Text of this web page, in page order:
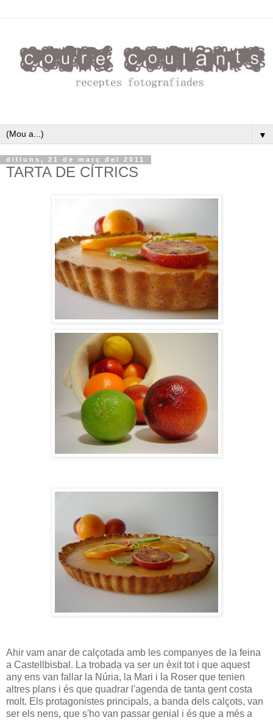
▼
dilluns, 21 de març del 2011
TARTA DE CÍTRICS
Ahir vam anar de calçotada amb les companyes de la feina
a Castellbisbal. La trobada va ser un èxit tot i que aquest
any ens van fallar la Núria, la Mari i la Roser que tenien
altres plans i és que quadrar l'agenda de tanta gent costa
molt. Els protagonistes principals, a banda dels calçots, van
ser els nens, que s'ho van passar genial i és que a més a